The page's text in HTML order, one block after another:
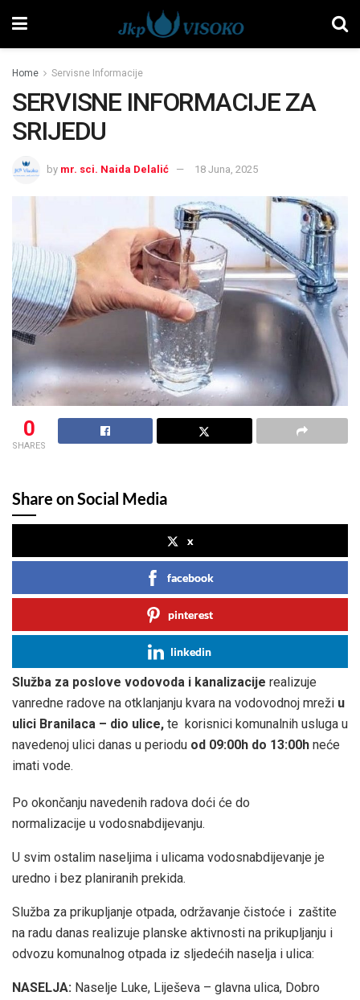
Home Servisne Informacije
SERVISNE INFORMACIJE ZA
SRIJEDU
by mr. sci. Naida Delalić 18 Juna, 2025
0
SHARES
Share on Social Media
x
facebook
pinterest
linkedin
Služba za poslove vodovoda i kanalizacije realizuje
vanredne radove na otklanjanju kvara na vodovodnoj mreži u
ulici Branilaca – dio ulice, te korisnici komunalnih usluga u
navedenoj ulici danas u periodu od 09:00h do 13:00h neće
imati vode.
Po okončanju navedenih radova doći će do
normalizacije u vodosnabdijevanju.
U svim ostalim naseljima i ulicama vodosnabdijevanje je
uredno i bez planiranih prekida.
Služba za prikupljanje otpada, održavanje čistoće i zaštite
na radu danas realizuje planske aktivnosti na prikupljanju i
odvozu komunalnog otpada iz sljedećih naselja i ulica:
NASELJA: Naselje Luke, Liješeva – glavna ulica, Dobro